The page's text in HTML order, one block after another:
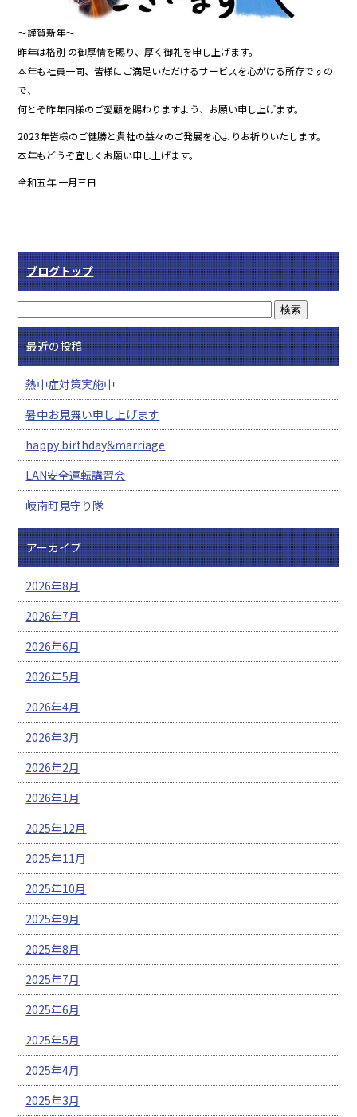
～謹賀新年～
昨年は格別 の御厚情を賜り、厚く御礼を申し上げます。
本年も社員一同、皆様にご満足いただけるサービスを心がける所存ですの
で、
何とぞ昨年同様のご愛顧を賜わりますよう、お願い申し上げます。
2023年皆様のご健勝と貴社の益々のご発展を心よりお祈りいたします。
本年もどうぞ宜しくお願い申し上げます。
令和五年 一月三日
ブログトップ
最近の投稿
熱中症対策実施中
暑中お見舞い申し上げます
happy birthday&marriage
LAN安全運転講習会
岐南町見守り隊
アーカイブ
2026年8月
2026年7月
2026年6月
2026年5月
2026年4月
2026年3月
2026年2月
2026年1月
2025年12月
2025年11月
2025年10月
2025年9月
2025年8月
2025年7月
2025年6月
2025年5月
2025年4月
2025年3月